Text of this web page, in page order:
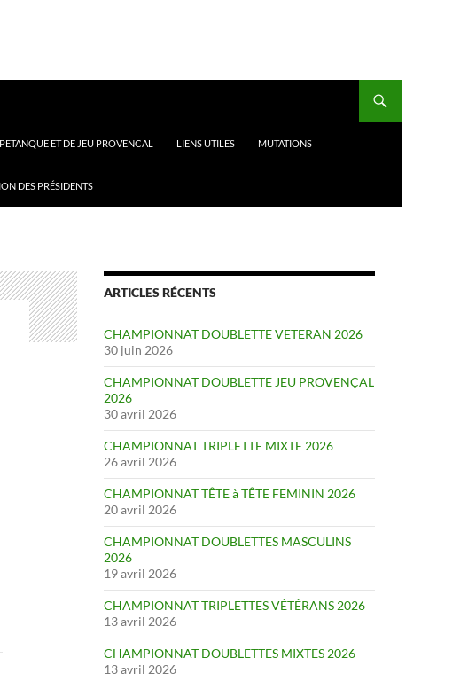
ET DE JEU PROVENCAL LIENS UTILES MUTATIONS
DES PRÉSIDENTS
ARTICLES RÉCENTS
CHAMPIONNAT DOUBLETTE VETERAN 2026
30 juin 2026
CHAMPIONNAT DOUBLETTE JEU PROVENÇAL
2026
30 avril 2026
CHAMPIONNAT TRIPLETTE MIXTE 2026
26 avril 2026
CHAMPIONNAT TÊTE à TÊTE FEMININ 2026
20 avril 2026
CHAMPIONNAT DOUBLETTES MASCULINS
2026
19 avril 2026
CHAMPIONNAT TRIPLETTES VÉTÉRANS 2026
13 avril 2026
CHAMPIONNAT DOUBLETTES MIXTES 2026
13 avril 2026